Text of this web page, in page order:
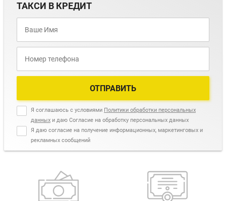
ТАКСИ В КРЕДИТ
ОТПРАВИТЬ
Я соглашаюсь с условиями Политики обработки персональных
данных и даю Согласие на обработку персональных данных
Я даю согласие на получение информационных, маркетинговых и
рекламных сообщений